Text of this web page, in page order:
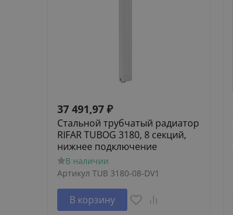
37 491,97 ₽
Стальной трубчатый радиатор
RIFAR TUBOG 3180, 8 секций,
нижнее подключение
В наличии
Артикул TUB 3180-08-DV1
В корзину